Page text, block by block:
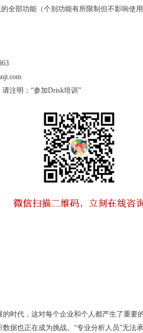
全部功能（个别功能有所限制但不影响使用
注明：“参加Drisk培训”
时代，这对每个企业和个人都产生了重要
据也正在成为挑战。“专业分析人员”无法